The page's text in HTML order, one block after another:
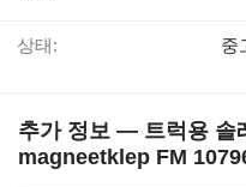
상태: 중
추가 정보 — 트럭용 솔
magneetklep FM